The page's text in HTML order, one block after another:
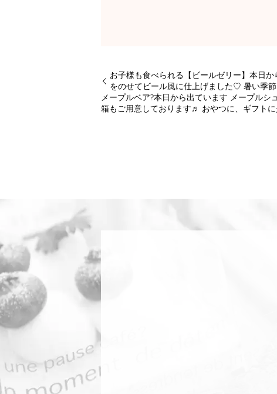
お子様も食べられる【ビールゼリー】本日
をのせてビール風に仕上げました♡ 暑い季
メープルベア?本日から出ています メープル
箱もご用意しております♬ おやつに、ギフト